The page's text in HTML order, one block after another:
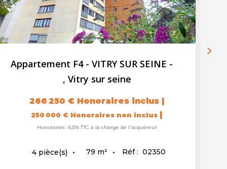
, Vitry sur seine
266 250 € Honoraires inclus |
250 000 € Honoraires non inclus |
Honoraires : 6,5% TTC à la charge de l'acquéreur
4 pièce(s) 79 m² Réf : 02350